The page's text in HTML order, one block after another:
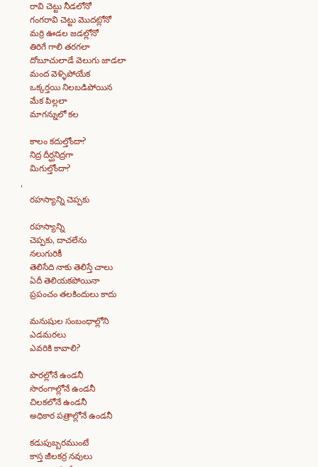
రావి చెట్టు నీడలోనో
గంగరావి చెట్టు మొదట్లోనో
మర్రి ఊడల జడల్లోనో
తిరిగే గాలి తరగలా
దోబూచులాడే వెలుగు జాడలా
మంద వెళ్ళిపోయేక
ఒక్కర్తయి నిలబడిపోయిన
మేక పిల్లలా
మాగన్నులో కల
కాలం కదుల్తోందా?
నిద్ర దీర్ఘనిద్రగా
మిగుల్తోందా?
రహస్యాన్ని చెప్పకు
రహస్యాన్ని
చెప్పకు, దాచలేను
నలుగురికీ
తెలిసేది నాకు తెలిస్తే చాలు
ఏదీ తెలియకపోయినా
ప్రపంచం తలకిందులు కాదు
మనుషుల సంబంధాల్లోని
ఎడమరలు
ఎవరికి కావాలి?
పొరల్లోనే ఉండనీ
సొరంగాల్లోనే ఉండనీ
చిలకలోనే ఉండనీ
అధికార పత్రాల్లోనే ఉండనీ
కడుపుబ్బరముంటే
కాస్త జీలకర్ర నవులు